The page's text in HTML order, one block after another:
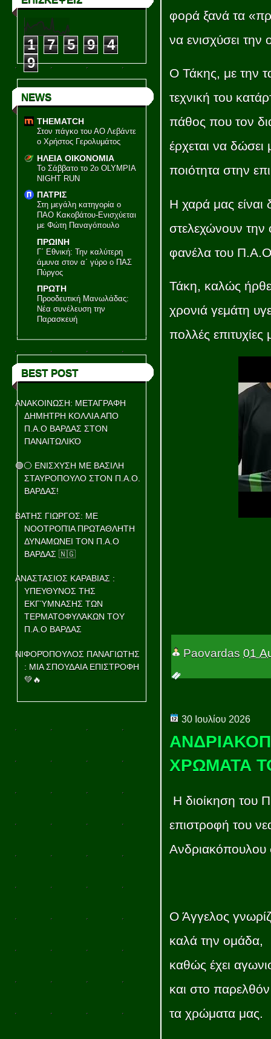
1 7 5 9
4
9
NEWS
THEMATCH
Στον πάγκο του ΑΟ Λεβάντε
ο Χρήστος Γερολυμάτος
ΗΛΕΙΑ ΟΙΚΟΝΟΜΙΑ
Το Σάββατο το 2ο OLYMPIA
NIGHT RUN
ΠΑΤΡΙΣ
Στη μεγάλη κατηγορία ο
ΠΑΟ Κακοβάτου-Ενισχύεται
με Φώτη Παναγόπουλο
ΠΡΩΙΝΗ
Γ΄ Εθνική: Την καλύτερη
άμυνα στον α΄ γύρο ο ΠΑΣ
Πύργος
ΠΡΩΤΗ
Προοδευτική Μανωλάδας:
Νέα συνέλευση την
Παρασκευή
BEST POST
ΑΝΑΚΟΙΝΩΣΗ: ΜΕΤΑΓΡΑΦΗ
ΔΗΜΗΤΡΗ ΚΟΛΛΙΑ ΑΠΟ
Π.Α.Ο ΒΑΡΔΑΣ ΣΤΟΝ
ΠΑΝΑΙΤΩΛΙΚΌ
🟢⚪ ΕΝΙΣΧΥΣΗ ΜΕ ΒΑΣΙΛΗ
ΣΤΑΥΡΟΠΟΥΛΟ ΣΤΟΝ Π.Α.Ο.
ΒΑΡΔΑΣ!
ΒΑΤΗΣ ΓΙΩΡΓΟΣ: ΜΕ
ΝΟΟΤΡΟΠΊΑ ΠΡΩΤΑΘΛΗΤΗ
ΔΥΝΑΜΩΝΕΙ ΤΟΝ Π.Α.Ο
ΒΑΡΔΑΣ 🇳🇬
ΑΝΑΣΤΑΣΙΟΣ ΚΑΡΑΒΙΑΣ :
ΥΠΕΥΘΥΝΟΣ ΤΗΣ
ΕΚΓΎΜΝΑΣΗΣ ΤΩΝ
ΤΕΡΜΑΤΟΦΥΛΆΚΩΝ ΤΟΥ
Π.Α.Ο ΒΑΡΔΑΣ
ΝΙΦΟΡΌΠΟΥΛΟΣ ΠΑΝΑΓΙΩΤΗΣ
: ΜΙΑ ΣΠΟΥΔΑΙΑ ΕΠΙΣΤΡΟΦΗ
💚🔥
φορά ξανά τα
να ενισχύσει
Ο Τάκης, με την
τεχνική του
πάθος που τον
έρχεται να δώσει
ποιότητα στην
Η χαρά μας είναι
στελεχώνουν την
φανέλα του
Τάκη, καλώς
χρονιά γεμάτη
πολλές
Paovardas 01
30 Ιουλίου 2026
ΧΡΩΜΑΤΑ
Η διοίκηση του
επιστροφή του
Ο Άγγελος
καλά την ομάδα,
καθώς έχει
και στο
τα χρώματα μας.